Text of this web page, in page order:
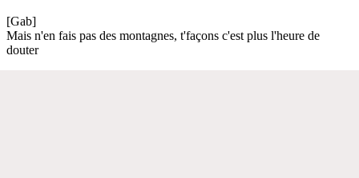
[Gab]
Mais n'en fais pas des montagnes, t'façons c'est plus l'heure de
douter